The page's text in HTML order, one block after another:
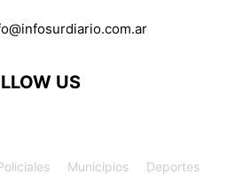
US
Municipios Deportes